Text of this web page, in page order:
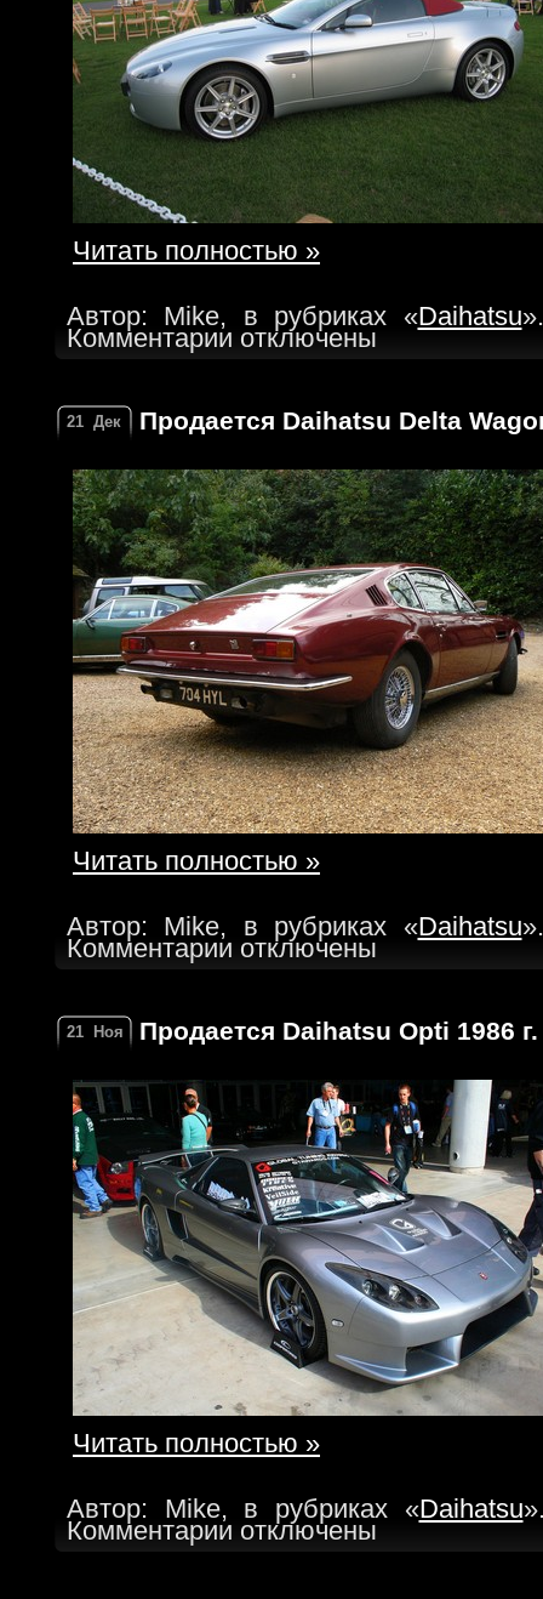
Читать полностью »
Автор: Mike, в рубриках «Daihatsu
Комментарии отключены
21 Дек Продается Daihatsu Delta
Читать полностью »
Автор: Mike, в рубриках «Daihatsu
Комментарии отключены
21 Ноя Продается Daihatsu Opti 1986 г.
Читать полностью »
Автор: Mike, в рубриках «Daihatsu
Комментарии отключены